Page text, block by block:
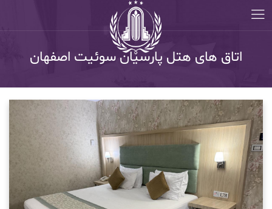
اتاق های هتل پارسیان سوئیت اصفهان